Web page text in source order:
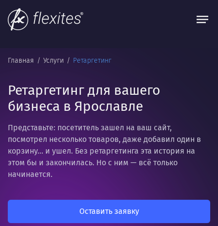
Главная Услуги Ретаргетинг
Ретаргетинг для вашего
бизнеса в Ярославле
Представьте: посетитель зашел на ваш сайт,
посмотрел несколько товаров, даже добавил один в
корзину... и ушел. Без ретаргетинга эта история на
этом бы и закончилась. Но с ним — всё только
начинается.
Оставить заявку